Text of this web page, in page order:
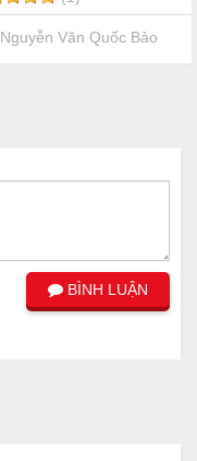
Nguyễn Văn Quốc Bảo
BÌNH LUẬN